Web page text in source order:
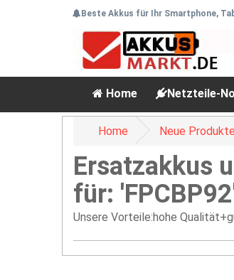
Beste Akkus für Ihr Smartphone,
Home Netzteile-
Home Neue Produkte
Ersatzakkus
für:
Unsere Vorteile:hohe